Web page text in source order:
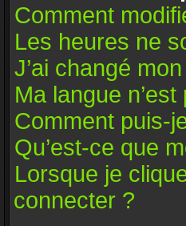
Comment
Les heures ne
J’ai changé
Ma langue
Comment puis-
Qu’est-ce que
Lorsque je
connecter ?